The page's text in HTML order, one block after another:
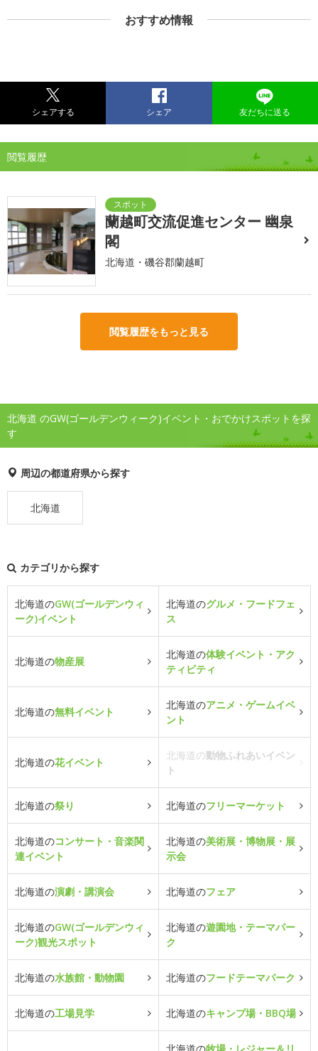
おすすめ情報
シェアする シェア 友だちに送る
閲覧履歴
蘭越町交流促進センター 幽泉
閣
北海道・磯谷郡蘭越町
閲覧履歴をもっと見る
北海道 のGW(ゴールデンウィーク)イベント・おでかけスポットを探
す
周辺の都道府県から探す
北海道
カテゴリから探す
北海道のGW(ゴールデンウィ
ーク)イベント
北海道のグルメ・フードフェ
ス
北海道の物産展
北海道の体験イベント・アク
ティビティ
北海道の無料イベント
北海道のアニメ・ゲームイベ
ント
北海道の花イベント
北海道の動物ふれあいイベン
ト
北海道の祭り 北海道のフリーマーケット
北海道のコンサート・音楽関
連イベント
北海道の美術展・博物展・展
示会
北海道の演劇・講演会 北海道のフェア
北海道のGW(ゴールデンウィ
ーク)観光スポット
北海道の遊園地・テーマパー
ク
北海道の水族館・動物園 北海道のフードテーマパーク
北海道の工場見学 北海道のキャンプ場・BBQ場